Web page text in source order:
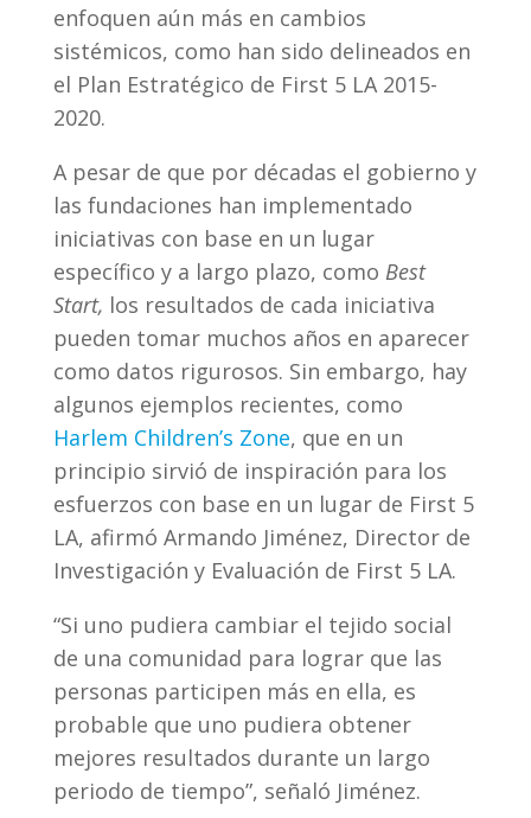
enfoquen aún más en cambios
sistémicos, como han sido delineados en
el Plan Estratégico de First 5 LA 2015-
2020.
A pesar de que por décadas el gobierno y
las fundaciones han implementado
iniciativas con base en un lugar
específico y a largo plazo, como Best
Start, los resultados de cada iniciativa
pueden tomar muchos años en aparecer
como datos rigurosos. Sin embargo, hay
algunos ejemplos recientes, como
Harlem Children’s Zone, que en un
principio sirvió de inspiración para los
esfuerzos con base en un lugar de First 5
LA, afirmó Armando Jiménez, Director de
Investigación y Evaluación de First 5 LA.
“Si uno pudiera cambiar el tejido social
de una comunidad para lograr que las
personas participen más en ella, es
probable que uno pudiera obtener
mejores resultados durante un largo
periodo de tiempo”, señaló Jiménez.